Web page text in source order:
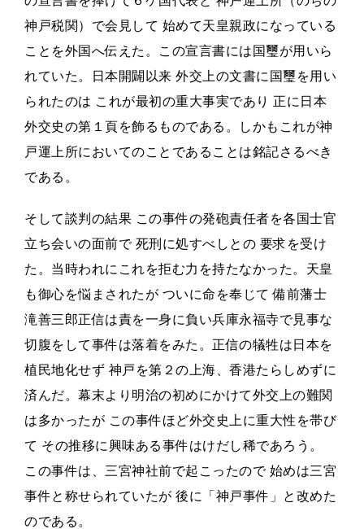
神戸税関）で会見して 始めて天皇親政になっている
ことを外国へ伝えた。この宣言書には国璽が用いら
れていた。日本開闢以来 外交上の文書に国璽を用い
られたのは これが最初の重大事実であり 正に日本
外交史の第１頁を飾るものである。しかもこれが神
戸運上所においてのことであることは銘記さるべき
である。
そして談判の結果 この事件の発砲責任者を各国士官
立ち会いの面前で 死刑に処すべしとの 要求を受け
た。当時われにこれを拒む力を持たなかった。天皇
も御心を悩まされたが ついに命を奉じて 備前藩士
滝善三郎正信は責を一身に負い兵庫永福寺で見事な
切腹をして事件は落着をみた。正信の犠牲は日本を
植民地化せず 神戸を第２の上海、香港たらしめずに
済んだ。幕末より明治の初めにかけて外交上の難関
は多かったが この事件ほど外交史上に重大性を帯び
て その推移に興味ある事件はけだし稀であろう。
この事件は、三宮神社前で起こったので 始めは三宮
事件と称せられていたが 後に「神戸事件」と改めた
のである。